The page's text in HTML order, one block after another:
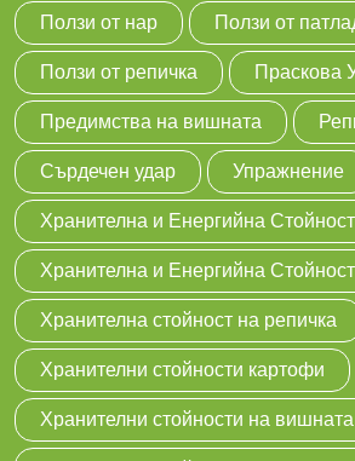
Ползи от нар
Ползи от
Ползи от репичка
Праскова
Предимства на вишната
Сърдечен удар
Упражнение
Хранителна и Енергийна
Хранителна и Енергийна
Хранителна стойност на репичка
Хранителни стойности картофи
Хранителни стойности на вишната